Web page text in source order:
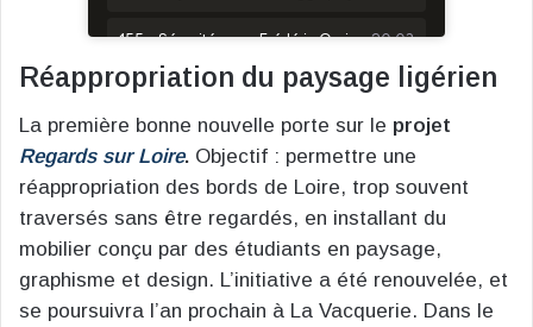
Réappropriation du paysage ligérien
La première bonne nouvelle porte sur le projet
Regards sur Loire. Objectif : permettre une
réappropriation des bords de Loire, trop souvent
traversés sans être regardés, en installant du
mobilier conçu par des étudiants en paysage,
graphisme et design. L’initiative a été renouvelée, et
se poursuivra l’an prochain à La Vacquerie. Dans le